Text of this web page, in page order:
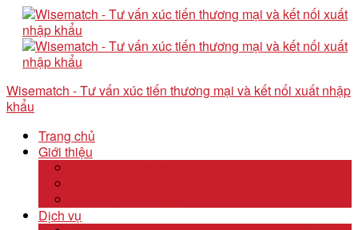
Wisematch - Tư vấn xúc tiến thương mại và kết nối xuất nhập
khẩu
Trang chủ
Giới thiệu
Dịch vụ